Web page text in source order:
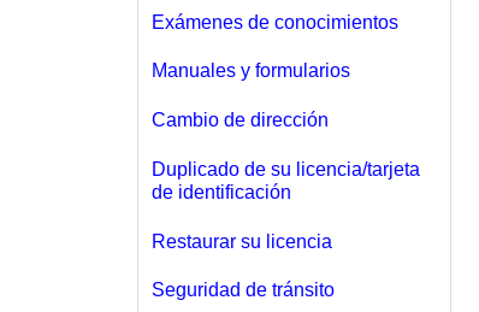
Exámenes de conocimientos
Manuales y formularios
Cambio de dirección
Duplicado de su licencia/tarjeta
de identificación
Restaurar su licencia
Seguridad de tránsito